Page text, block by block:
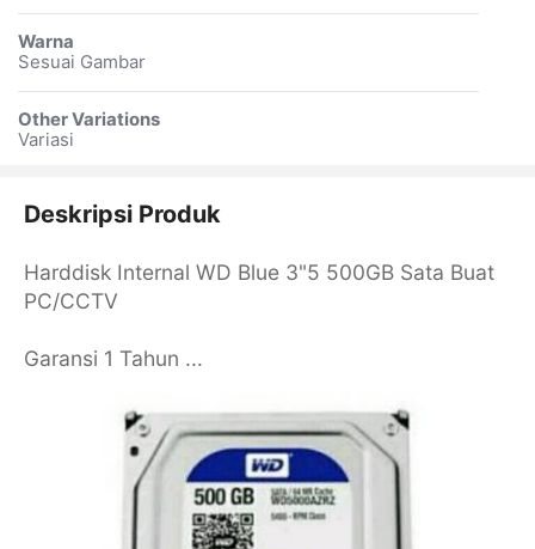
Warna
Sesuai Gambar
Other Variations
Variasi
Deskripsi Produk
Harddisk Internal WD Blue 3"5 500GB Sata Buat
PC/CCTV
Garansi 1 Tahun ...